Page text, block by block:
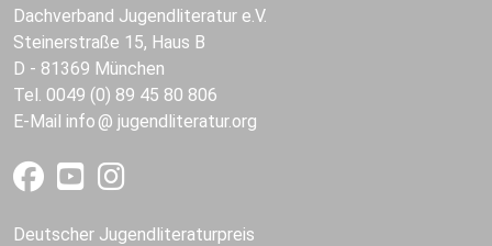
Dachverband Jugendliteratur e.V.
Steinerstraße 15, Haus B
D - 81369 München
Tel. 0049 (0) 89 45 80 806
E-Mail info jugendliteratur.org
Deutscher Jugendliteraturpreis